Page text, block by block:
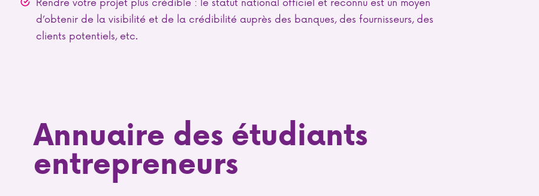
d’obtenir de la visibilité et de la crédibilité auprès des banques, des fournisseurs, des
clients potentiels, etc.
Annuaire des étudiants
entrepreneurs